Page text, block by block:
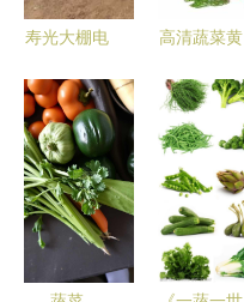
寿光大棚电
销 潍坊云
意信息科技
助力现代蔬
菜种植智慧
升级
高清蔬菜黄
GBEWTFE
纯素烹饪的
艺术与科学